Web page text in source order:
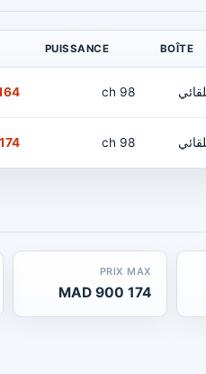
BOÎTE
PUISSANCE
98 ch
900 MAD
98 ch
174 900 MAD
PRIX MAX
174 900 MAD